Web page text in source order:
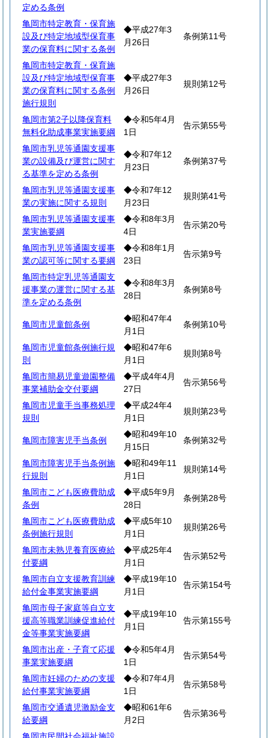
定める条例
亀岡市特定教育・保育施
設及び特定地域型保育事
業の保育料に関する条例
◆平成27年3
月26日
条例第11号
亀岡市特定教育・保育施
設及び特定地域型保育事
業の保育料に関する条例
施行規則
◆平成27年3
月26日
規則第12号
亀岡市第2子以降保育料
無料化助成事業実施要綱
◆令和5年4月
1日
告示第55号
亀岡市乳児等通園支援事
業の設備及び運営に関す
る基準を定める条例
◆令和7年12
月23日
条例第37号
亀岡市乳児等通園支援事
業の実施に関する規則
◆令和7年12
月23日
規則第41号
亀岡市乳児等通園支援事
業実施要綱
◆令和8年3月
4日
告示第20号
亀岡市乳児等通園支援事
業の認可等に関する要綱
◆令和8年1月
23日
告示第9号
亀岡市特定乳児等通園支
援事業の運営に関する基
準を定める条例
◆令和8年3月
28日
条例第8号
亀岡市児童館条例
◆昭和47年4
月1日
条例第10号
亀岡市児童館条例施行規
則
◆昭和47年6
月1日
規則第8号
亀岡市簡易児童遊園整備
事業補助金交付要綱
◆平成4年4月
27日
告示第56号
亀岡市児童手当事務処理
規則
◆平成24年4
月1日
規則第23号
亀岡市障害児手当条例
◆昭和49年10
月15日
条例第32号
亀岡市障害児手当条例施
行規則
◆昭和49年11
月1日
規則第14号
亀岡市こども医療費助成
条例
◆平成5年9月
28日
条例第28号
亀岡市こども医療費助成
条例施行規則
◆平成5年10
月1日
規則第26号
亀岡市未熟児養育医療給
付要綱
◆平成25年4
月1日
告示第52号
亀岡市自立支援教育訓練
給付金事業実施要綱
◆平成19年10
月1日
告示第154号
亀岡市母子家庭等自立支
援高等職業訓練促進給付
金等事業実施要綱
◆平成19年10
月1日
告示第155号
亀岡市出産・子育て応援
事業実施要綱
◆令和5年4月
1日
告示第54号
亀岡市妊婦のための支援
給付事業実施要綱
◆令和7年4月
1日
告示第58号
亀岡市交通遺児激励金支
給要綱
◆昭和61年6
月2日
告示第36号